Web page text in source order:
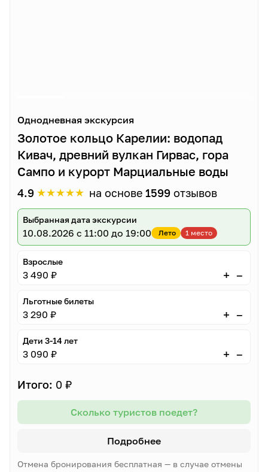
Однодневная экскурсия
Золотое кольцо Карелии: водопад
Кивач, древний вулкан Гирвас, гора
Сампо и курорт Марциальные воды
4.9 ★★★★★ на основе 1599 отзывов
Выбранная дата экскурсии
10.08.2026 с 11:00 до 19:00 Лето 1 место
Взрослые
3 490 ₽ + –
Льготные билеты
3 290 ₽ + –
Дети 3-14 лет
3 090 ₽ + –
Итого: 0 ₽
Сколько туристов поедет?
Подробнее
Отмена бронирования бесплатная — в случае отмены